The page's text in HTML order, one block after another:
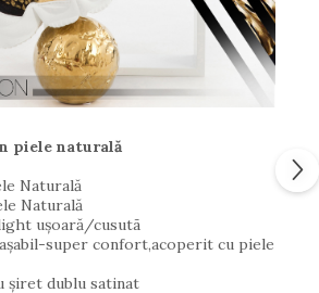
piele naturală
Naturală
Naturală
ușoară/cusutã
super confort,acoperit cu piele
dublu satinat